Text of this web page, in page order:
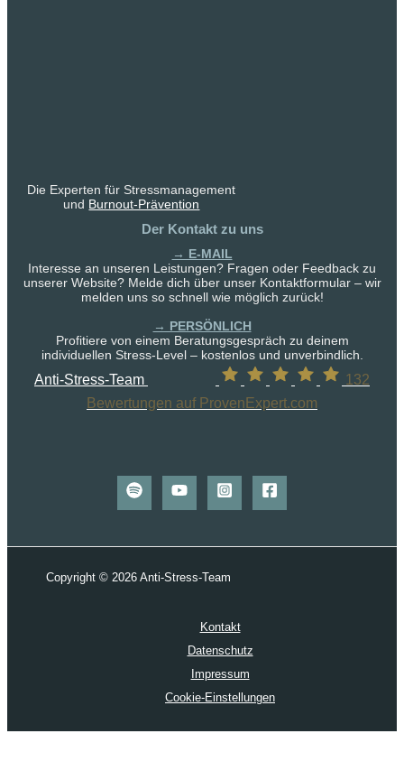
Die Experten für Stressmanagement
und Burnout-Prävention
Der Kontakt zu uns
→ E-MAIL
Interesse an unseren Leistungen? Fragen oder Feedback zu
unserer Website? Melde dich über unser Kontaktformular – wir
melden uns so schnell wie möglich zurück!
→ PERSÖNLICH
Profitiere von einem Beratungsgespräch zu deinem
individuellen Stress-Level – kostenlos und unverbindlich.
Anti-Stress-Team
132
Bewertungen auf ProvenExpert.com
Copyright © 2026 Anti-Stress-Team
Kontakt
Datenschutz
Impressum
Cookie-Einstellungen